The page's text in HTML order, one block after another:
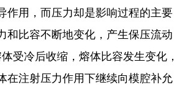
作用，而压力却是影响过程的主要
和比容不断地变化，产生保压流动
受冷后收缩，熔体比容发生变化，
在注射压力作用下继续向模腔补允